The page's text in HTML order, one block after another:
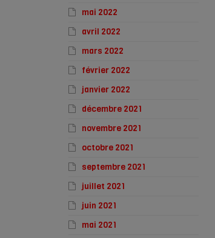
mai 2022
avril 2022
mars 2022
février 2022
janvier 2022
décembre 2021
novembre 2021
octobre 2021
septembre 2021
juillet 2021
juin 2021
mai 2021